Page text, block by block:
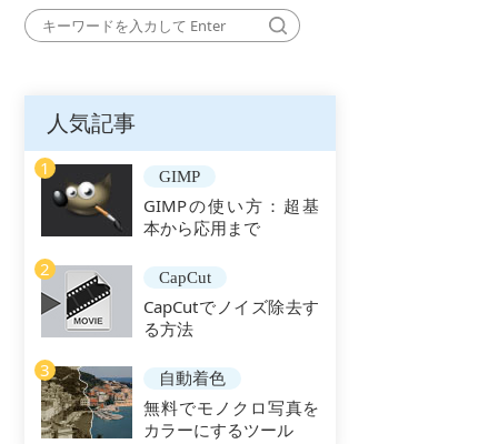
人気記事
1 GIMP
GIMPの使い方：超基
本から応用まで
2
CapCut
CapCutでノイズ除去す
る方法
3
自動着色
無料でモノクロ写真を
カラーにするツール